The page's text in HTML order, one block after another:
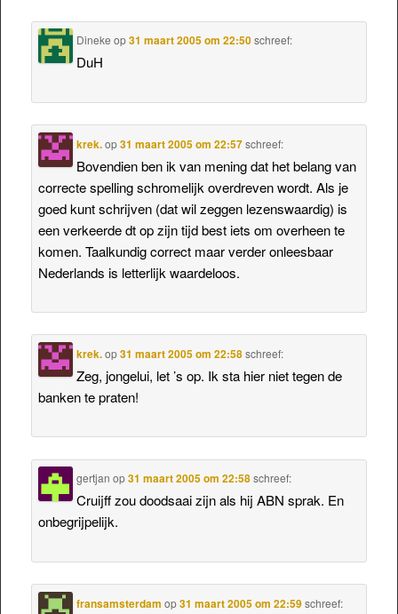
Dineke op31 maart 2005 om 22:50 schreef:
DuH
krek.op31 maart 2005 om 22:57 schreef:
Bovendien ben ik van mening dat het belang van
correcte spelling schromelijk overdreven wordt. Als je
goed kunt schrijven (dat wil zeggen lezenswaardig) is
een verkeerde dt op zijn tijd best iets om overheen te
komen. Taalkundig correct maar verder onleesbaar
Nederlands is letterlijk waardeloos.
krek.op31 maart 2005 om 22:58 schreef:
Zeg, jongelui, let ’s op. Ik sta hier niet tegen de
banken te praten!
gertjan op31 maart 2005 om 22:58 schreef:
Cruijff zou doodsaai zijn als hij ABN sprak. En
onbegrijpelijk.
fransamsterdam op31 maart 2005 om 22:59 schreef: